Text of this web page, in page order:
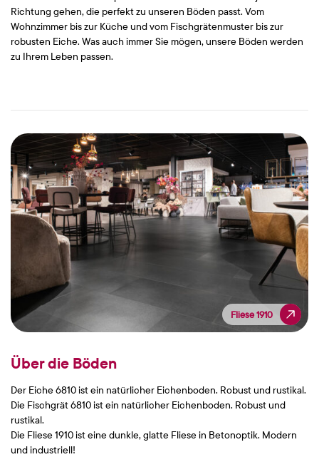
Richtung gehen, die perfekt zu unseren Böden passt. Vom
Wohnzimmer bis zur Küche und vom Fischgrätenmuster bis zur
robusten Eiche. Was auch immer Sie mögen, unsere Böden werden
zu Ihrem Leben passen.
Fliese 1910
Fliese 1910
Über die Böden
Der Eiche 6810 ist ein natürlicher Eichenboden. Robust und rustikal.
Die Fischgrät 6810 ist ein natürlicher Eichenboden. Robust und
rustikal.
Die Fliese 1910 ist eine dunkle, glatte Fliese in Betonoptik. Modern
und industriell!